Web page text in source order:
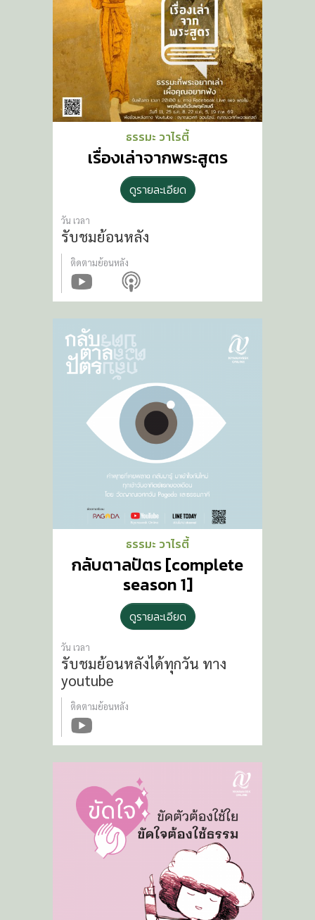
ธรรมะ วาไรตี้
เรื่องเล่าจากพระสูตร
ดูรายละเอียด
วัน เวลา
รับชมย้อนหลัง
ติดตามย้อนหลัง
ธรรมะ วาไรตี้
กลับตาลปัตร [complete
season 1]
ดูรายละเอียด
วัน เวลา
รับชมย้อนหลังได้ทุกวัน ทาง
youtube
ติดตามย้อนหลัง